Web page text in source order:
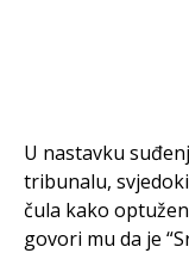
U nastavku
tribunalu,
čula kako
govori mu da je